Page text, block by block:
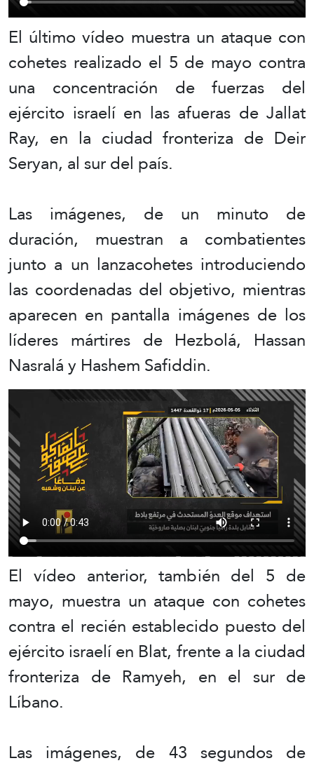
El último vídeo muestra un ataque con
cohetes realizado el 5 de mayo contra
una concentración de fuerzas del
ejército israelí en las afueras de Jallat
Ray, en la ciudad fronteriza de Deir
Seryan, al sur del país.
Las imágenes, de un minuto de
duración, muestran a combatientes
junto a un lanzacohetes introduciendo
las coordenadas del objetivo, mientras
aparecen en pantalla imágenes de los
líderes mártires de Hezbolá, Hassan
Nasralá y Hashem Safiddin.
El vídeo anterior, también del 5 de
mayo, muestra un ataque con cohetes
contra el recién establecido puesto del
ejército israelí en Blat, frente a la ciudad
fronteriza de Ramyeh, en el sur de
Líbano.
Las imágenes, de 43 segundos de